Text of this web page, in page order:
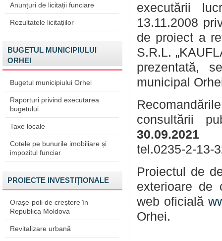
Anunțuri de licitații funciare
Rezultatele licitațiilor
BUGETUL MUNICIPIULUI
ORHEI
Bugetul municipiului Orhei
Raporturi privind executarea
bugetului
Taxe locale
Cotele pe bunurile imobiliare și
impozitul funciar
PROIECTE INVESTIȚIONALE
Orașe-poli de creștere în
Republica Moldova
Revitalizare urbană
executării
13.11.2008
de proiect a
S.R.L.
prezentată,
municipal
consultării
30.09.2021
tel.0235-2-13-
Proiectul de
exterioare de
web oficială
Orhei.